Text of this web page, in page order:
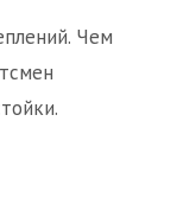
Чем